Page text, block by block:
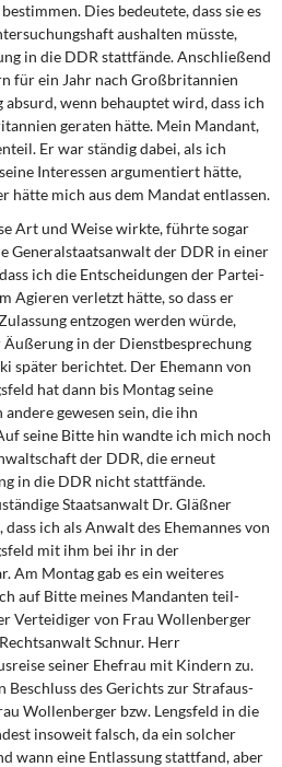
Dies bedeutete, dass sie es
aushalten müsste,
in die DDR stattfände. Anschließend
für ein Jahr nach Großbritannien
absurd, wenn behauptet wird, dass ich
geraten hätte. Mein Mandant,
Er war ständig dabei, als ich
Interessen argumentiert hätte,
hätte mich aus dem Mandat entlassen.
Art und Weise wirkte, führte sogar
Generalstaatsanwalt der DDR in einer
ich die Entscheidungen der Partei-
Agieren verletzt hätte, so dass er
entzogen werden würde,
Äußerung in der Dienstbesprechung
später berichtet. Der Ehemann von
hat dann bis Montag seine
gewesen sein, die ihn
seine Bitte hin wandte ich mich noch
der DDR, die erneut
in die DDR nicht stattfände.
Staatsanwalt Dr. Gläßner
ich als Anwalt des Ehemannes von
mit ihm bei ihr in der
Am Montag gab es ein weiteres
auf Bitte meines Mandanten teil­
Verteidiger von Frau Wollenberger
Schnur. Herr
seiner Ehefrau mit Kindern zu.
Beschluss des Gerichts zur Strafaus­
Wollenberger bzw. Lengsfeld in die
insoweit falsch, da ein solcher
wann eine Entlassung stattfand, aber